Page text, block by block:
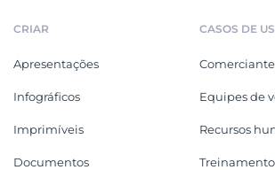
CRIAR
Apresentações
Infográficos
Imprimíveis
Documentos
CASOS DE
Equipes de
Recursos
Treinamento